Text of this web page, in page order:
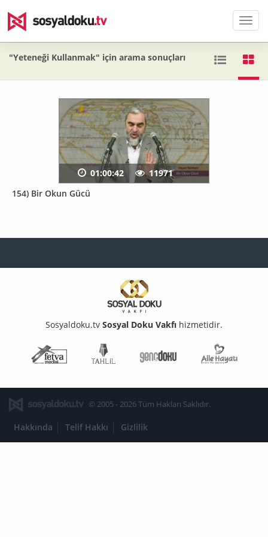
Menü
"Yeteneği Kullanmak" için arama sonuçları
154) Bir Okun Gücü
01:00:42 11971
Sosyaldoku.tv Sosyal Doku Vakfı hizmetidir.
Fetva Meclisi
Genç Doku
© 2005 - 2026 Tüm Hakları Saklıdır.
Hakkında Telif Hakkı Gizlilik